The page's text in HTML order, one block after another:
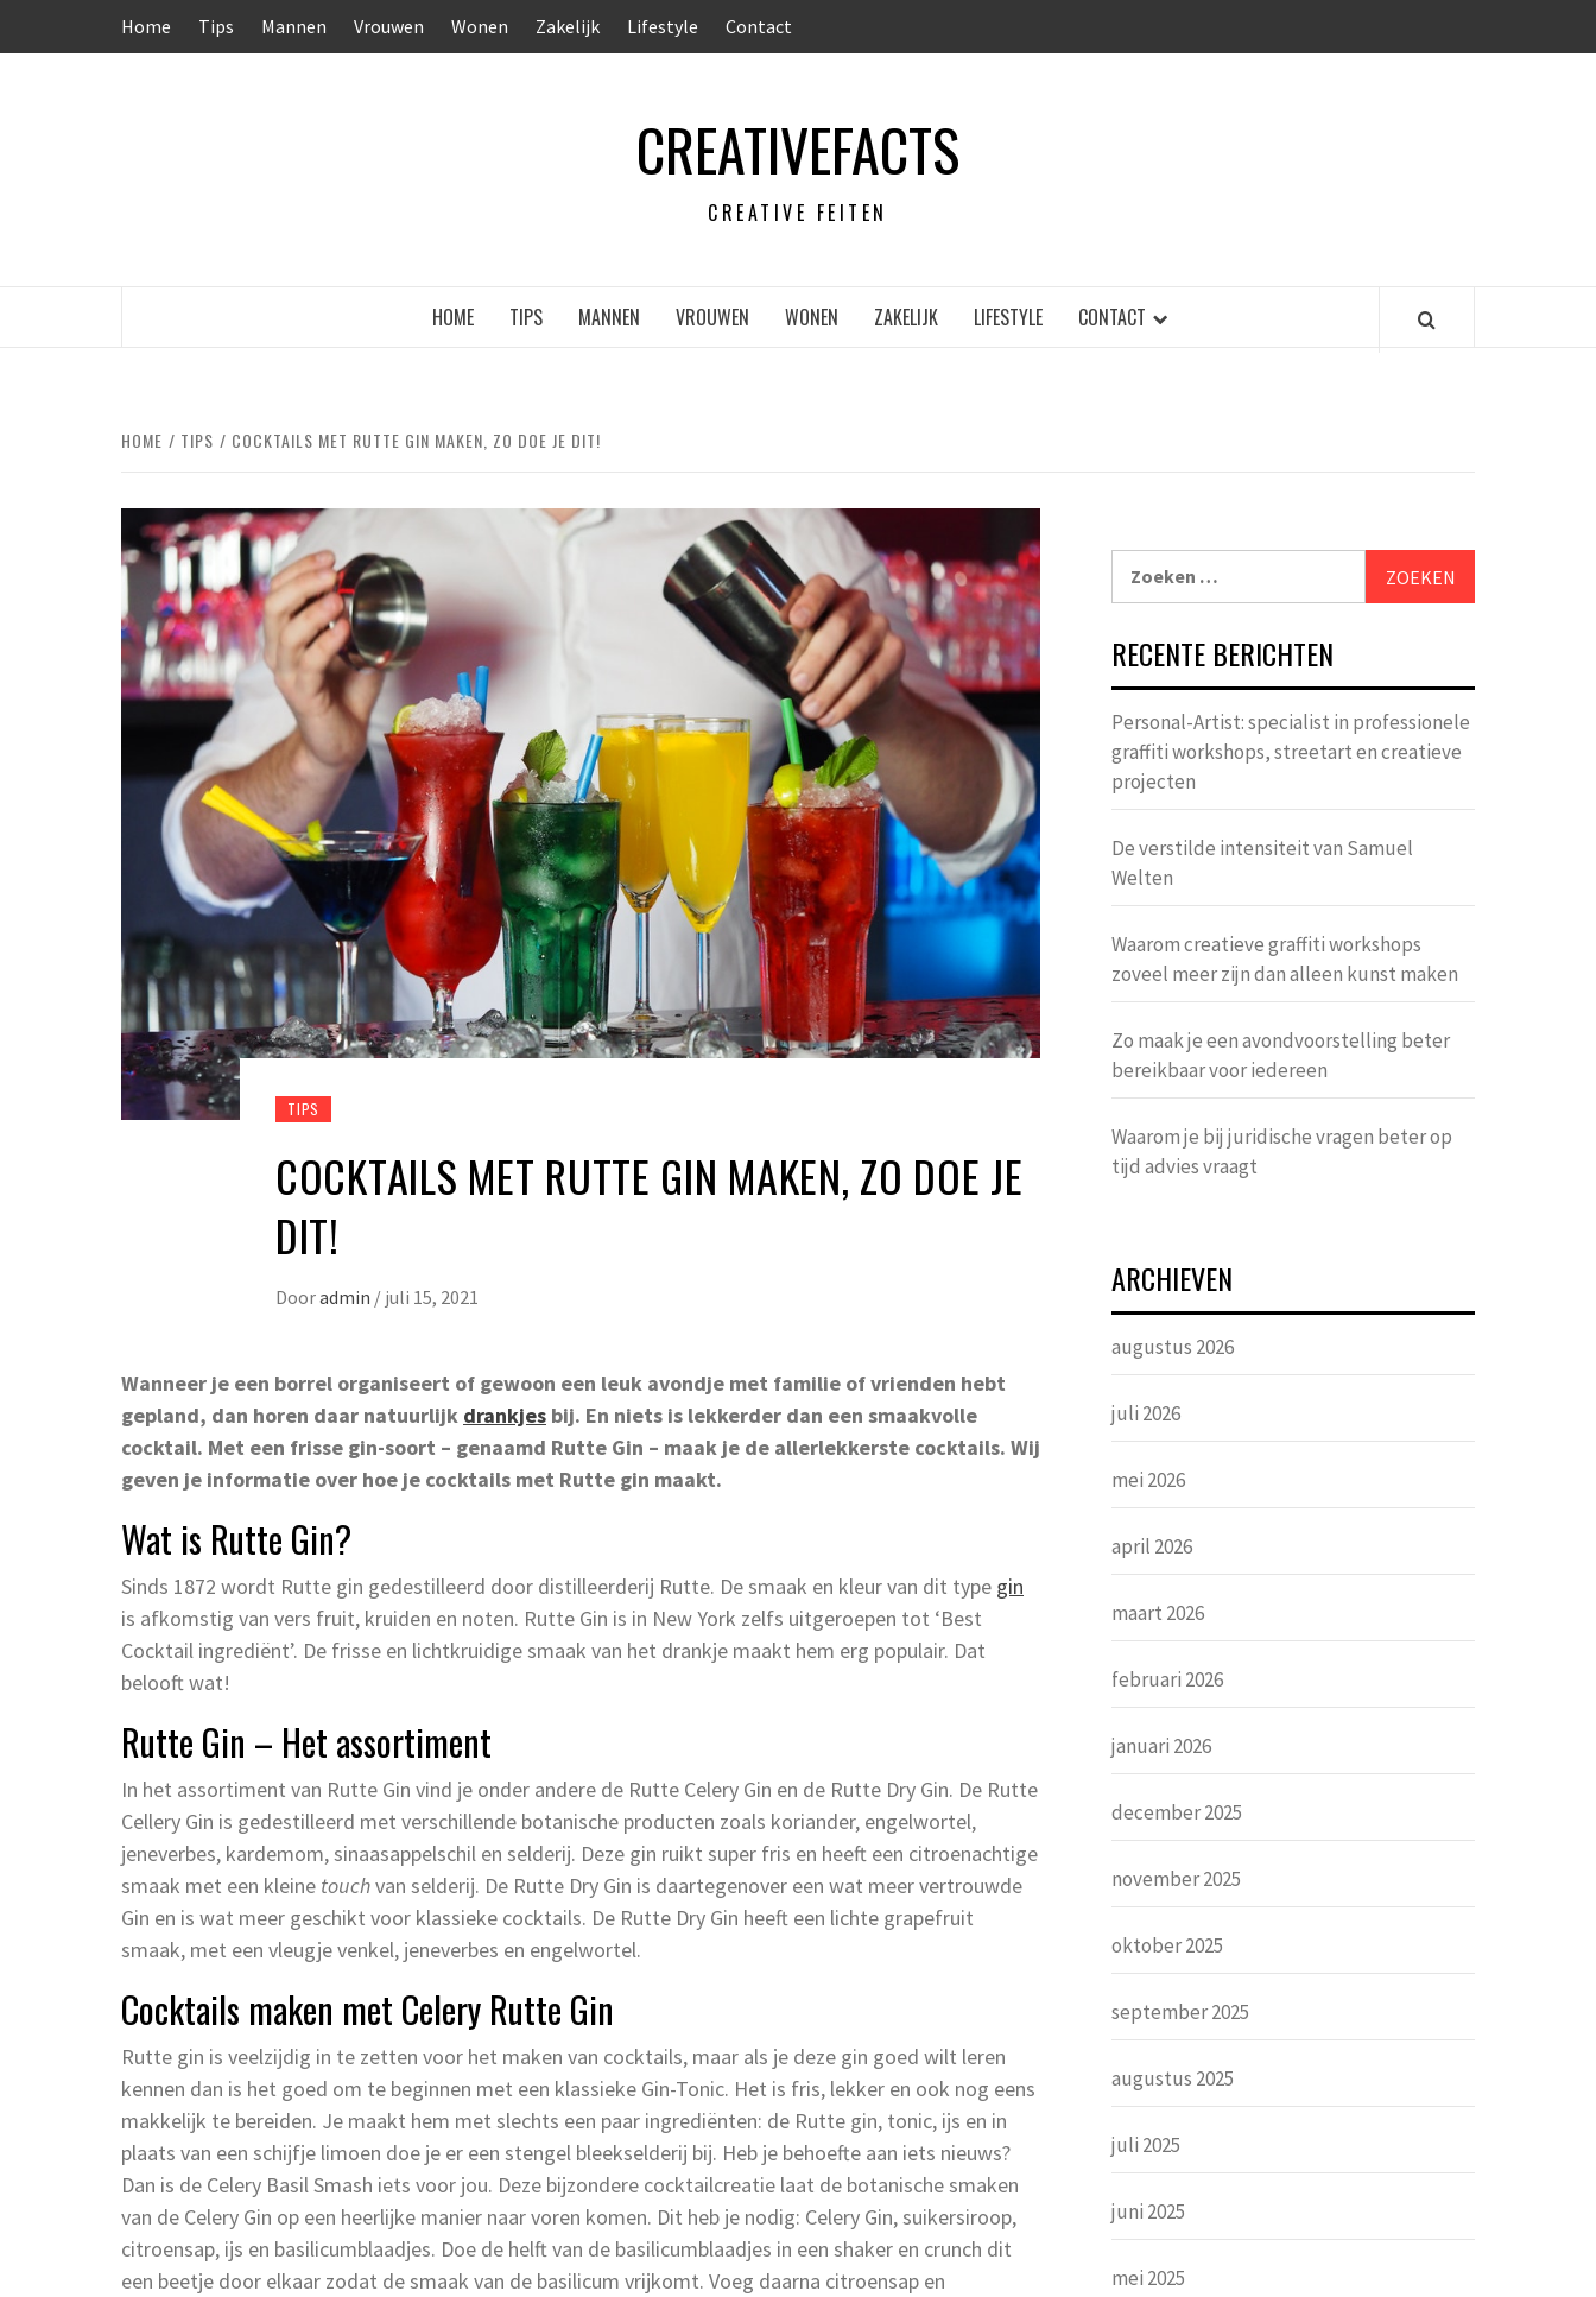
Home Tips Mannen Vrouwen Wonen Zakelijk Lifestyle Contact
CREATIVEFACTS
CREATIVE FEITEN
HOME TIPS MANNEN VROUWEN WONEN ZAKELIJK LIFESTYLE CONTACT
HOME TIPS COCKTAILS MET RUTTE GIN MAKEN, ZO DOE JE DIT!
TIPS
COCKTAILS MET RUTTE GIN MAKEN, ZO DOE JE
DIT!
Dooradmin / juli 15, 2021
Wanneer je een borrel organiseert of gewoon een leuk avondje met familie of vrienden hebt
gepland, dan horen daar natuurlijk drankjes bij. En niets is lekkerder dan een smaakvolle
cocktail. Met een frisse gin-soort – genaamd Rutte Gin – maak je de allerlekkerste cocktails. Wij
geven je informatie over hoe je cocktails met Rutte gin maakt.
Wat is Rutte Gin?
Sinds 1872 wordt Rutte gin gedestilleerd door distilleerderij Rutte. De smaak en kleur van dit type gin
is afkomstig van vers fruit, kruiden en noten. Rutte Gin is in New York zelfs uitgeroepen tot ‘Best
Cocktail ingrediënt’. De frisse en lichtkruidige smaak van het drankje maakt hem erg populair. Dat
belooft wat!
Rutte Gin – Het assortiment
In het assortiment van Rutte Gin vind je onder andere de Rutte Celery Gin en de Rutte Dry Gin. De Rutte
Cellery Gin is gedestilleerd met verschillende botanische producten zoals koriander, engelwortel,
jeneverbes, kardemom, sinaasappelschil en selderij. Deze gin ruikt super fris en heeft een citroenachtige
smaak met een kleine touchvan selderij. De Rutte Dry Gin is daartegenover een wat meer vertrouwde
Gin en is wat meer geschikt voor klassieke cocktails. De Rutte Dry Gin heeft een lichte grapefruit
smaak, met een vleugje venkel, jeneverbes en engelwortel.
Cocktails maken met Celery Rutte Gin
Rutte gin is veelzijdig in te zetten voor het maken van cocktails, maar als je deze gin goed wilt leren
kennen dan is het goed om te beginnen met een klassieke Gin-Tonic. Het is fris, lekker en ook nog eens
makkelijk te bereiden. Je maakt hem met slechts een paar ingrediënten: de Rutte gin, tonic, ijs en in
plaats van een schijfje limoen doe je er een stengel bleekselderij bij. Heb je behoefte aan iets nieuws?
Dan is de Celery Basil Smash iets voor jou. Deze bijzondere cocktailcreatie laat de botanische smaken
van de Celery Gin op een heerlijke manier naar voren komen. Dit heb je nodig: Celery Gin, suikersiroop,
citroensap, ijs en basilicumblaadjes. Doe de helft van de basilicumblaadjes in een shaker en crunch dit
een beetje door elkaar zodat de smaak van de basilicum vrijkomt. Voeg daarna citroensap en
RECENTE BERICHTEN
Personal-Artist: specialist in professionele
graffiti workshops, streetart en creatieve
projecten
De verstilde intensiteit van Samuel
Welten
Waarom creatieve graffiti workshops
zoveel meer zijn dan alleen kunst maken
Zo maak je een avondvoorstelling beter
bereikbaar voor iedereen
Waarom je bij juridische vragen beter op
tijd advies vraagt
ARCHIEVEN
augustus 2026
juli 2026
mei 2026
april 2026
maart 2026
februari 2026
januari 2026
december 2025
november 2025
oktober 2025
september 2025
augustus 2025
juli 2025
juni 2025
mei 2025